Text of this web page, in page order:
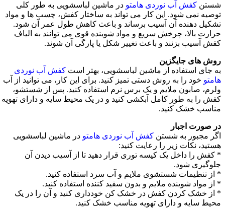
شستن کفش آب نوردی هامتو در ماشین لباسشویی به طور کلی
توصیه نمی شود. این کار می تواند به ساختار کفش، چسب ها و مواد
تشکیل دهنده آن آسیب برساند و باعث کاهش طول عمر آن شود.
حرارت بالا، چرخش سریع و مواد شوینده قوی می توانند به الیاف
کفش آسیب بزنند و باعث تغییر شکل یا پارگی آن شوند.
روش های جایگزین
به جای استفاده از ماشین لباسشویی، بهتر است کفش آب نوردی
هامتو خود را به روش دستی تمیز کنید. برای این کار، می توانید از آب
ولرم، صابون ملایم و یک برس نرم استفاده کنید. پس از شستشو،
کفش را به طور کامل آبکشی کنید و در یک محیط سایه و دارای تهویه
مناسب خشک کنید.
در صورت اجبار
اگر مجبور به شستن کفش آب نوردی هامتو در ماشین لباسشویی
هستید، نکات زیر را رعایت کنید:
* کفش را داخل یک کیسه توری قرار دهید تا از آسیب دیدن آن
جلوگیری شود.
* از تنظیمات شستشوی ملایم و آب سرد استفاده کنید.
* از مواد شوینده ملایم و بدون سفید کننده استفاده کنید.
* از خشک کردن کفش در خشک کن خودداری کنید و آن را در یک
محیط سایه و دارای تهویه مناسب خشک کنید.